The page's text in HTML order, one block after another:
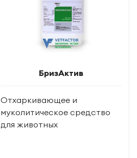
БризАктив
Отхаркивающее и
муколитическое средство
для животных